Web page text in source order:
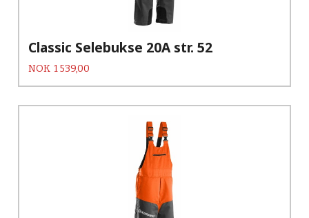
Classic Selebukse 20A str. 52
Pris
NOK 1 539,00